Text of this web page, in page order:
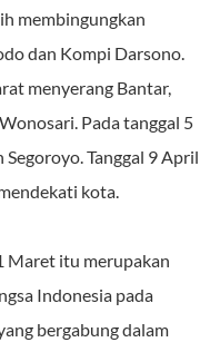
membingungkan
dan Kompi Darsono.
menyerang Bantar,
Pada tanggal 5
Tanggal 9 April
kota.
Maret itu merupakan
Indonesia pada
bergabung dalam